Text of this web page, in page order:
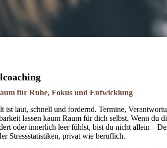
für Ruhe, Fokus und Entwicklung
ist laut, schnell und fordernd. Termine,
lassen kaum Raum für dich selbst. Wenn du
oder innerlich leer fühlst, bist du nicht allein –
Stressstatistiken, privat wie beruflich.